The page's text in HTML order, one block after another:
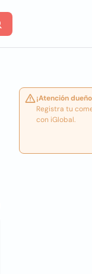
¡Atención
Registra tu
con iGlobal.